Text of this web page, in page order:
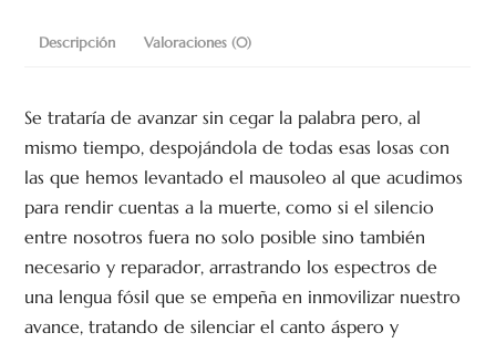
Descripción Valoraciones (0)
Se trataría de avanzar sin cegar la palabra pero, al
mismo tiempo, despojándola de todas esas losas con
las que hemos levantado el mausoleo al que acudimos
para rendir cuentas a la muerte, como si el silencio
entre nosotros fuera no solo posible sino también
necesario y reparador, arrastrando los espectros de
una lengua fósil que se empeña en inmovilizar nuestro
avance, tratando de silenciar el canto áspero y